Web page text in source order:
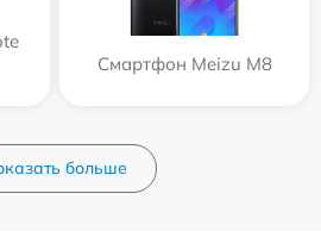
Смартфон Meizu M8
больше